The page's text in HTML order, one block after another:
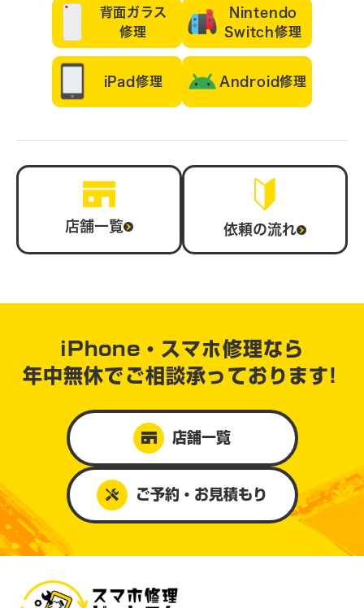
背面ガラス
修理
Nintendo
Switch修理
iPad修理 Android修理
店舗一覧 依頼の流れ
iPhone・スマホ修理なら
年中無休で ご相談承っております!
店舗一覧
ご予約・お見積もり